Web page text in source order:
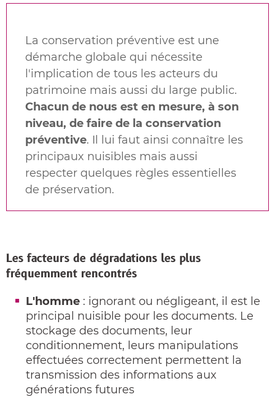
La conservation préventive est une
démarche globale qui nécessite
l'implication de tous les acteurs du
patrimoine mais aussi du large public.
Chacun de nous est en mesure, à son
niveau, de faire de la conservation
préventive. Il lui faut ainsi connaître les
principaux nuisibles mais aussi
respecter quelques règles essentielles
de préservation.
Les facteurs de dégradations les plus
fréquemment rencontrés
L'homme : ignorant ou négligeant, il est le
principal nuisible pour les documents. Le
stockage des documents, leur
conditionnement, leurs manipulations
effectuées correctement permettent la
transmission des informations aux
générations futures